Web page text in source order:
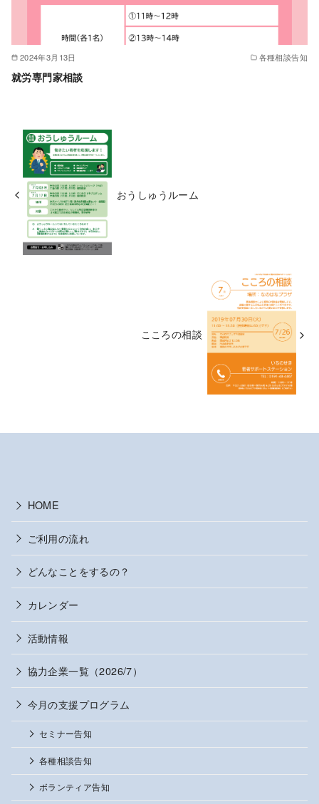
2024年3月13日 各種相談告知
就労専門家相談
おうしゅうルーム
こころの相談
HOME
ご利用の流れ
どんなことをするの？
カレンダー
活動情報
協力企業一覧（2026/7）
今月の支援プログラム
セミナー告知
各種相談告知
ボランティア告知